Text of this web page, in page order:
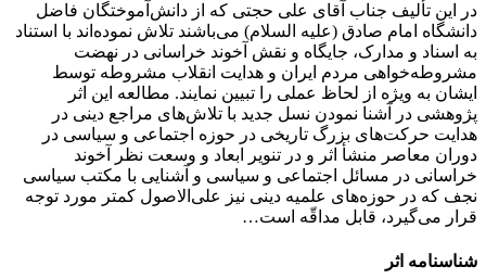
در این تألیف جناب آقای علی حجتی که از دانش‌آموختگان فاضل
دانشگاه امام صادق (علیه السلام) می‌باشند تلاش نموده‌اند با استناد
به اسناد و مدارک، جایگاه و نقش آخوند خراسانی در نهضت
مشروطه‌خواهی مردم ایران و هدایت انقلاب مشروطه توسط
ایشان به ویژه از لحاظ عملی را تبیین نمایند. مطالعه این اثر
پژوهشی در آشنا نمودن نسل جدید با تلاش‌های مراجع دینی در
هدایت حرکت‌های بزرگ تاریخی در حوزه اجتماعی و سیاسی در
دوران معاصر منشأ اثر و در تنویر ابعاد و وسعت نظر آخوند
خراسانی در مسائل اجتماعی و سیاسی و آشنایی با مکتب سیاسی
نجف که در حوزه‌های علمیه دینی نیز علی‌الاصول کمتر مورد توجه
قرار می‌گیرد، قابل مداقّه است…
شناسنامه اثر